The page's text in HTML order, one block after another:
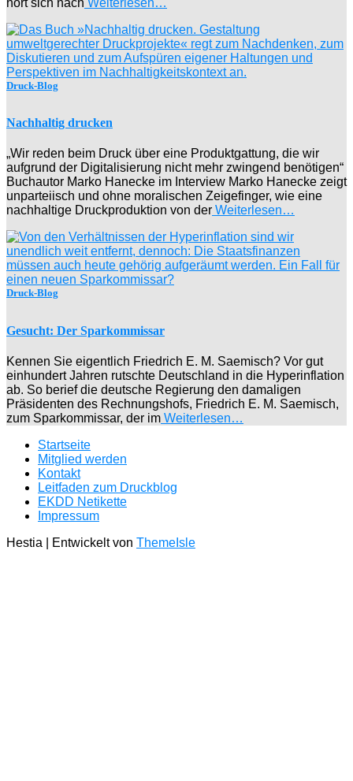
hört sich nach Weiterlesen…
Druck-Blog
Nachhaltig drucken
„Wir reden beim Druck über eine Produktgattung, die wir
aufgrund der Digitalisierung nicht mehr zwingend benötigen“
Buchautor Marko Hanecke im Interview Marko Hanecke zeigt
unparteiisch und ohne moralischen Zeigefinger, wie eine
nachhaltige Druckproduktion von der Weiterlesen…
Druck-Blog
Gesucht: Der Sparkommissar
Kennen Sie eigentlich Friedrich E. M. Saemisch? Vor gut
einhundert Jahren rutschte Deutschland in die Hyperinflation
ab. So berief die deutsche Regierung den damaligen
Präsidenten des Rechnungshofs, Friedrich E. M. Saemisch,
zum Sparkommissar, der im Weiterlesen…
Startseite
Mitglied werden
Kontakt
Leitfaden zum Druckblog
EKDD Netikette
Impressum
Hestia | Entwickelt von ThemeIsle